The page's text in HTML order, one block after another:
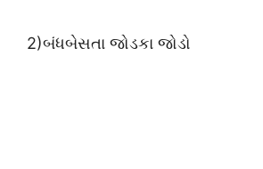
2)બંધબેસતા જોડકા જોડો